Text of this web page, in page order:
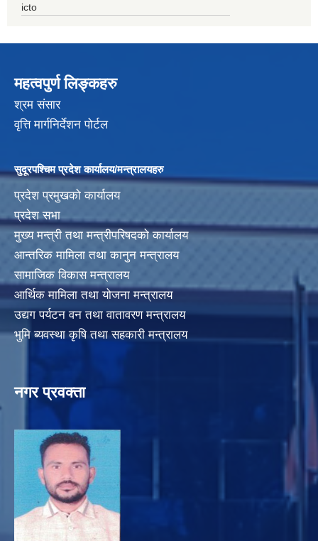
icto
महत्वपुर्ण लिङ्कहरु
श्रम संसार
वृत्ति मार्गनिर्देशन पोर्टल
सुदूरपश्चिम प्रदेश कार्यालय/मन्त्रालयहरु
प्रदेश प्रमुखको कार्यालय
प्रदेश सभा
मुख्य मन्त्री तथा मन्त्रीपरिषदको कार्यालय
आन्तरिक मामिला तथा कानुन मन्त्रालय
सामाजिक विकास मन्त्रालय
आर्थिक मामिला तथा योजना मन्त्रालय
उद्यग पर्यटन वन तथा वातावरण मन्त्रालय
भुमि ब्यवस्था कृषि तथा सहकारी मन्त्रालय
नगर प्रवक्ता